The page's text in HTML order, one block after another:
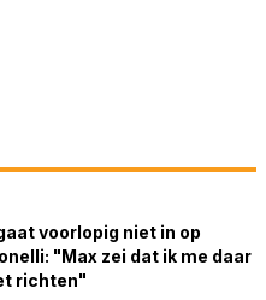
voorlopig niet in op
"Max zei dat ik me daar
richten"